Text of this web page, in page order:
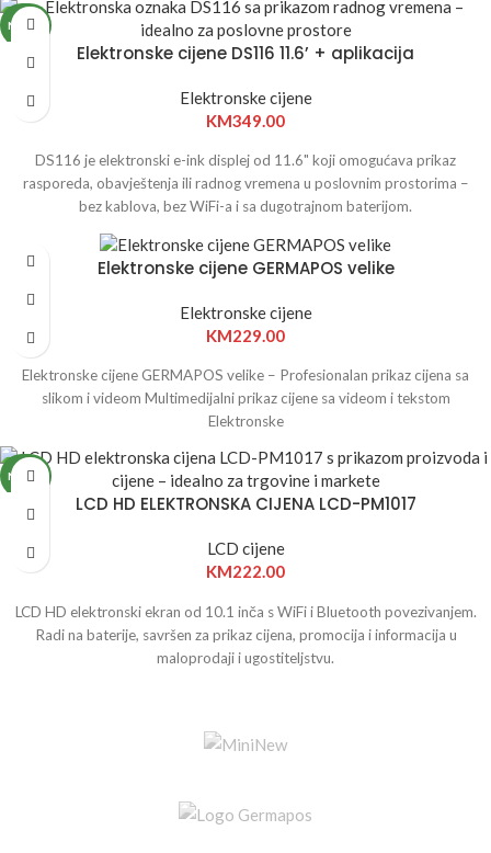
Držače za police, stalke i viseće montaže
Jednostavan softver za ažuriranje cijena putem telefona i računara
NOVO
Elektronske cijene DS116 11.6’ + aplikacija
Elektronske cijene
KM349.00
DS116 je elektronski e-ink displej od 11.6" koji omogućava prikaz
rasporeda, obavještenja ili radnog vremena u poslovnim prostorima –
bez kablova, bez WiFi-a i sa dugotrajnom baterijom.
Elektronske cijene GERMAPOS velike
Elektronske cijene
KM229.00
Elektronske cijene GERMAPOS velike – Profesionalan prikaz cijena sa
slikom i videom Multimedijalni prikaz cijene sa videom i tekstom
Elektronske
NOVO
LCD HD ELEKTRONSKA CIJENA LCD-PM1017
LCD cijene
KM222.00
LCD HD elektronski ekran od 10.1 inča s WiFi i Bluetooth povezivanjem.
Radi na baterije, savršen za prikaz cijena, promocija i informacija u
maloprodaji i ugostiteljstvu.